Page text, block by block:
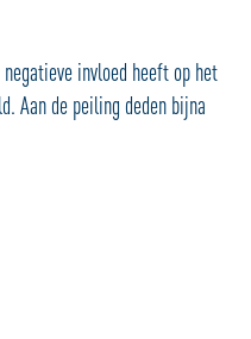
invloed heeft op het
Aan de peiling deden bijna